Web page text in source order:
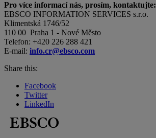
Pro více informací nás, prosím, kontaktujte:
EBSCO INFORMATION SERVICES s.r.o.
Klimentská 1746/52
110 00 Praha 1 - Nové Město
Telefon: +420 226 288 421
E-mail: info.cr@ebsco.com
Share this:
Facebook
Twitter
LinkedIn